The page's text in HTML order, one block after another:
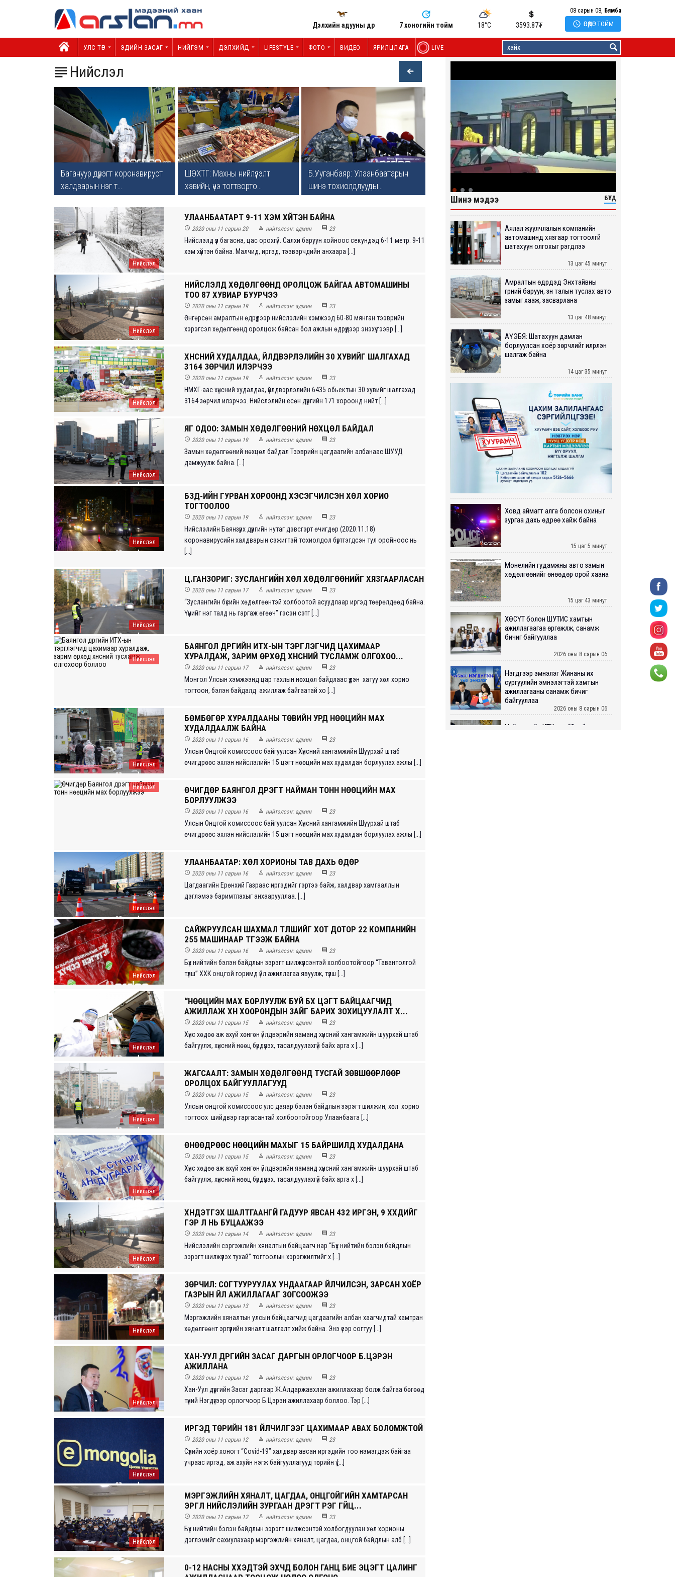
Дэлхийн адууны өдөр 7 хоногийн тойм 18°C 3593.87₮
08 сарын 08, Бямба
 ӨНӨӨДӨР ТОЙМ
УЛС ТӨР ЭДИЙН ЗАСАГ НИЙГЭМ ДЭЛХИЙД LIFESTYLE ФОТО ВИДЕО ЯРИЛЦЛАГА LIVE
 Нийслэл
Багануур дүүрэгт коронавируст
халдварын нэг т...
ШӨХТГ: Махны нийлүүлэлт
хэвийн, үнэ тогтворто...
​Б.Ууганбаяр: Улаанбаатарын
шинэ тохиолдлууды...
Нийслэл
УЛААНБААТАРТ 9-11 ХЭМ ХҮЙТЭН БАЙНА
 2020 оны 11 сарын 20  нийтэлсэн: админ  23
Нийслэлд үүл багасна, цас орохгүй. Салхи баруун хойноос секундэд 6-11 метр. 9-11
хэм хүйтэн байна. Малчид, иргэд, тээвэрчдийн анхаара [...]
Нийслэл
НИЙСЛЭЛД ХӨДӨЛГӨӨНД ОРОЛЦОЖ БАЙГАА АВТОМАШИНЫ
ТОО 87 ХУВИАР БУУРЧЭЭ
 2020 оны 11 сарын 19  нийтэлсэн: админ  23
Өнгөрсөн амралтын өдрүүдээр нийслэлийн хэмжээд 60-80 мянган тээврийн
хэрэгсэл хөдөлгөөнд оролцож байсан бол ажлын өдрүүдээр энэхүү тээвр [...]
Нийслэл
ХҮНСНИЙ ХУДАЛДАА, ҮЙЛДВЭРЛЭЛИЙН 30 ХУВИЙГ ШАЛГАХАД
3164 ЗӨРЧИЛ ИЛЭРЧЭЭ
 2020 оны 11 сарын 19  нийтэлсэн: админ  23
НМХГ-аас хүнсний худалдаа, үйлдвэрлэлийн 6435 обьектын 30 хувийг шалгахад
3164 зөрчил илэрчээ. Нийслэлийн есөн дүүргийн 171 хороонд нийт [...]
Нийслэл
ЯГ ОДОО: ЗАМЫН ХӨДӨЛГӨӨНИЙ НӨХЦӨЛ БАЙДАЛ
 2020 оны 11 сарын 19  нийтэлсэн: админ  23
Замын хөдөлгөөний нөхцөл байдал Тээврийн цагдаагийн албанаас ШУУД
дамжуулж байна. [...]
Нийслэл
БЗД-ИЙН ГУРВАН ХОРООНД ХЭСЭГЧИЛСЭН ХӨЛ ХОРИО
ТОГТООЛОО
 2020 оны 11 сарын 19  нийтэлсэн: админ  23
Нийслэлийн Баянзүрх дүүргийн нутаг дэвсгэрт өчигдөр (2020.11.18)
коронавирусийн халдварын сэжигтэй тохиолдол бүртгэгдсэн тул оройноос нь
[...]
Нийслэл
Ц.ГАНЗОРИГ: ЗУСЛАНГИЙН ХӨЛ ХӨДӨЛГӨӨНИЙГ ХЯЗГААРЛАСАН
 2020 оны 11 сарын 17  нийтэлсэн: админ  23
“Зуслангийн бүсийн хөдөлгөөнтэй холбоотой асуудлаар иргэд төөрөлдөөд байна.
Үүнийг нэг талд нь гаргаж өгөөч” гэсэн сэтг [...]
Нийслэл
БАЯНГОЛ ДҮҮРГИЙН ИТХ-ЫН ТЭРГҮҮЛЭГЧИД ЦАХИМААР
ХУРАЛДАЖ, ЗАРИМ ӨРХӨД ХҮНСНИЙ ТУСЛАМЖ ОЛГОХОО...
 2020 оны 11 сарын 17  нийтэлсэн: админ  23
Монгол Улсын хэмжээнд цар тахлын нөхцөл байдлаас үүдэн хатуу хөл хорио
тогтоон, бэлэн байдалд ажиллаж байгаатай хо [...]
Нийслэл
БӨМБӨГӨР ХУРАЛДААНЫ ТӨВИЙН УРД НӨӨЦИЙН МАХ
ХУДАЛДААЛЖ БАЙНА
 2020 оны 11 сарын 16  нийтэлсэн: админ  23
Улсын Онцгой комиссоос байгуулсан Хүнсний хангамжийн Шуурхай штаб
өчигдрөөс эхлэн нийслэлийн 15 цэгт нөөцийн мах худалдан борлуулах ажлы [...]
Нийслэл
ӨЧИГДӨР БАЯНГОЛ ДҮҮРЭГТ НАЙМАН ТОНН НӨӨЦИЙН МАХ
БОРЛУУЛЖЭЭ
 2020 оны 11 сарын 16  нийтэлсэн: админ  23
Улсын Онцгой комиссоос байгуулсан Хүнсний хангамжийн Шуурхай штаб
өчигдрөөс эхлэн нийслэлийн 15 цэгт нөөцийн мах худалдан борлуулах ажлы [...]
Нийслэл
УЛААНБААТАР: ХӨЛ ХОРИОНЫ ТАВ ДАХЬ ӨДӨР
 2020 оны 11 сарын 16  нийтэлсэн: админ  23
Цагдаагийн Ерөнхий Газраас иргэдийг гэртээ байж, халдвар хамгааллын
дэглэмээ баримтлахыг анхаарууллаа. [...]
Нийслэл
САЙЖРУУЛСАН ШАХМАЛ ТҮЛШИЙГ ХОТ ДОТОР 22 КОМПАНИЙН
255 МАШИНААР ТҮГЭЭЖ БАЙНА
 2020 оны 11 сарын 16  нийтэлсэн: админ  23
Бүх нийтийн бэлэн байдлын зэрэгт шилжүүлсэнтэй холбоотойгоор “Тавантолгой
түлш” ХХК онцгой горимд үйл ажиллагаа явуулж, түлш [...]
Нийслэл
“НӨӨЦИЙН МАХ БОРЛУУЛЖ БУЙ БҮХ ЦЭГТ БАЙЦААГЧИД
АЖИЛЛАЖ ХҮН ХООРОНДЫН ЗАЙГ БАРИХ ЗОХИЦУУЛАЛТ Х...
 2020 оны 11 сарын 15  нийтэлсэн: админ  23
Хүнс хөдөө аж ахуй хөнгөн үйлдвэрийн яаманд хүнсний хангамжийн шуурхай штаб
байгуулж, хүнсний нөөц бүрдүүлэх, тасалдуулахгүй байх арга х [...]
Нийслэл
ЖАГСААЛТ: ЗАМЫН ХӨДӨЛГӨӨНД ТУСГАЙ ЗӨВШӨӨРЛӨӨР
ОРОЛЦОХ БАЙГУУЛЛАГУУД
 2020 оны 11 сарын 15  нийтэлсэн: админ  23
Улсын онцгой комиссоос улс даяар бэлэн байдлын зэрэгт шилжин, хөл хорио
тогтоох шийдвэр гаргасантай холбоотойгоор Улаанбаата [...]
Нийслэл
ӨНӨӨДРӨӨС НӨӨЦИЙН МАХЫГ 15 БАЙРШИЛД ХУДАЛДАНА
 2020 оны 11 сарын 15  нийтэлсэн: админ  23
Хүнс хөдөө аж ахуй хөнгөн үйлдвэрийн яаманд хүнсний хангамжийн шуурхай штаб
байгуулж, хүнсний нөөц бүрдүүлэх, тасалдуулахгүй байх арга х [...]
Нийслэл
ХҮНДЭТГЭХ ШАЛТГААНГҮЙ ГАДУУР ЯВСАН 432 ИРГЭН, 9 ХҮҮХДИЙГ
ГЭР ЛҮҮ НЬ БУЦААЖЭЭ
 2020 оны 11 сарын 14  нийтэлсэн: админ  23
Нийслэлийн сэргэжлийн хяналтын байцаагч нар “Бүх нийтийн бэлэн байдлын
зэрэгт шилжүүлэх тухай” тогтоолын хэрэгжилтийг х [...]
Нийслэл
ЗӨРЧИЛ: ​СОГТУУРУУЛАХ УНДААГААР ҮЙЛЧИЛСЭН, ЗАРСАН ХОЁР
ГАЗРЫН ҮЙЛ АЖИЛЛАГААГ ЗОГСООЖЭЭ
 2020 оны 11 сарын 13  нийтэлсэн: админ  23
Мэргэжлийн хяналтын улсын байцаагчид цагдаагийн албан хаагчидтай хамтран
хөдөлгөөнт эргүүлийн хяналт шалгалт хийж байна. Энэ үеэр согтуу [...]
Нийслэл
ХАН-УУЛ ДҮҮРГИЙН ЗАСАГ ДАРГЫН ОРЛОГЧООР Б.ЦЭРЭН
АЖИЛЛАНА
 2020 оны 11 сарын 12  нийтэлсэн: админ  23
Хан-Уул дүүргийн Засаг даргаар Ж.Алдаржавхлан ажиллахаар болж байгаа бөгөөд
түүний Нэгдүгээр орлогчоор Б.Цэрэн ажиллахаар боллоо. Тэр [...]
Нийслэл
ИРГЭД ТӨРИЙН 181 ҮЙЛЧИЛГЭЭГ ЦАХИМААР АВАХ БОЛОМЖТОЙ
 2020 оны 11 сарын 12  нийтэлсэн: админ  23
Сүүлийн хоёр хоногт “Covid-19” халдвар авсан иргэдийн тоо нэмэгдэж байгаа
учраас иргэд, аж ахуйн нэгж байгууллагууд төрийн ү [...]
Нийслэл
МЭРГЭЖЛИЙН ХЯНАЛТ, ЦАГДАА, ОНЦГОЙГИЙН ХАМТАРСАН
ЭРГҮҮЛ НИЙСЛЭЛИЙН ЗУРГААН ДҮҮРЭГТ ҮҮРЭГ ГҮЙЦ...
 2020 оны 11 сарын 12  нийтэлсэн: админ  23
Бүх нийтийн бэлэн байдлын зэрэгт шилжсэнтэй холбогдуулан хөл хорионы
дэглэмийг сахиулахаар мэргэжлийн хяналт, цагдаа, онцгой байдлын алб [...]
0-12 НАСНЫ ХҮҮХЭДТЭЙ ЭХЧҮҮД БОЛОН ГАНЦ БИЕ ЭЦЭГТ ЦАЛИНГ
Шинэ мэдээ БҮГД
Аялал жуулчлалын компанийн
автомашинд хязгаар тогтоолгүй
шатахуун олгохыг үүрэгдлээ
13 цаг 45 минут
Амралтын өдрүүдэд Энхтайвны
гүүрний баруун, зүүн талын туслах авто
замыг хааж, засварлана
13 цаг 48 минут
АҮЭБЯ: Шатахуун дамлан
борлуулсан хоёр зөрчлийг илрүүлэн
шалгаж байна
14 цаг 35 минут
Ховд аймагт алга болсон охиныг
зургаа дахь өдрөө хайж байна
15 цаг 5 минут
Монелийн гудамжны авто замын
хөдөлгөөнийг өнөөдөр орой хаана
15 цаг 43 минут
ХӨСҮТ болон ШУТИС хамтын
ажиллагаагаа өргөжүүлж, санамж
бичиг байгууллаа
2026 оны 8 сарын 06
Нэгдүгээр эмнэлэг Жинаны их
сургуулийн эмнэлэгтэй хамтын
ажиллагааны санамж бичиг
байгууллаа
2026 оны 8 сарын 06
Нийслэлийн ИТХ-аар “Сэлбэ